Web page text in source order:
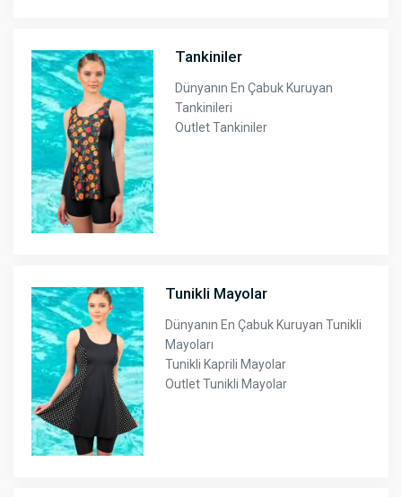
Tankiniler
Dünyanın En Çabuk Kuruyan
Tankinileri
Outlet Tankiniler
Tunikli Mayolar
Dünyanın En Çabuk Kuruyan Tunikli
Mayoları
Tunikli Kaprili Mayolar
Outlet Tunikli Mayolar